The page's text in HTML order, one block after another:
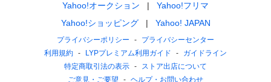
Yahoo!オークション
Yahoo!フリマ
Yahoo!ショッピング
Yahoo! JAPAN
プライバシーポリシー
プライバシーセンター
利用規約
LYPプレミアム利用ガイド
ガイドライン
特定商取引法の表示
ストア出店について
ご意見・ご要望
ヘルプ・お問い合わせ